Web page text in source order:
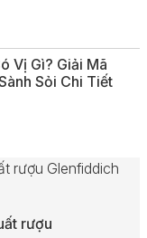
Vị Gì? Giải Mã
Sỏi Chi Tiết
rượu